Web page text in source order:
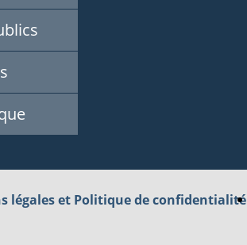
légales et Politique de confidentialité